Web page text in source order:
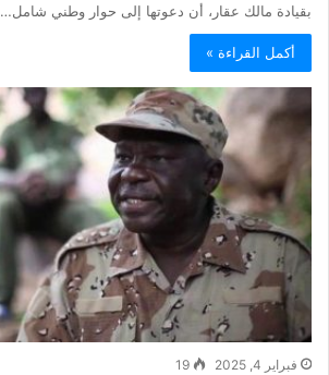
بقيادة مالك عقار، أن دعوتها إلى حوار وطني شامل…
أكمل القراءة »
فبراير 4, 2025 19